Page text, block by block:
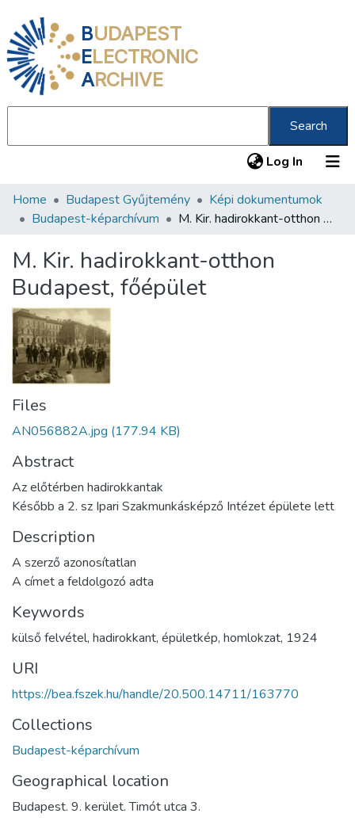
BUDAPEST
ELECTRONIC
ARCHIVE
Search
Log In (current)
Communities & Collections
Statistics
About us
Home Budapest Gyűjtemény
Képi dokumentumok
Budapest-képarchívum
M. Kir. hadirokkant-otthon Budapest, főépület
M. Kir. hadirokkant-otthon
Budapest, főépület
Files
AN056882A.jpg (177.94 KB)
Abstract
Az előtérben hadirokkantak
Később a 2. sz Ipari Szakmunkásképző Intézet épülete lett
Description
A szerző azonosítatlan
A címet a feldolgozó adta
Keywords
külső felvétel, hadirokkant, épületkép, homlokzat, 1924
URI
https://bea.fszek.hu/handle/20.500.14711/163770
Collections
Budapest-képarchívum
Geographical location
Budapest. 9. kerület. Timót utca 3.